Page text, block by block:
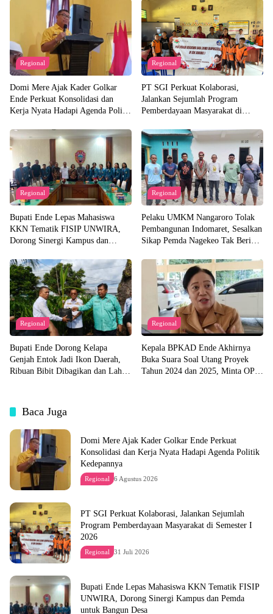
Regional
Domi Mere Ajak Kader Golkar
Ende Perkuat Konsolidasi dan
Kerja Nyata Hadapi Agenda Politik
Regional
PT SGI Perkuat Kolaborasi,
Jalankan Sejumlah Program
Pemberdayaan Masyarakat di
Regional
Bupati Ende Lepas Mahasiswa
KKN Tematik FISIP UNWIRA,
Dorong Sinergi Kampus dan
Regional
Pelaku UMKM Nangaroro Tolak
Pembangunan Indomaret, Sesalkan
Sikap Pemda Nagekeo Tak Beri
Regional
Bupati Ende Dorong Kelapa
Genjah Entok Jadi Ikon Daerah,
Ribuan Bibit Dibagikan dan Lahan
Regional
Kepala BPKAD Ende Akhirnya
Buka Suara Soal Utang Proyek
Tahun 2024 dan 2025, Minta OPD
Baca Juga
Domi Mere Ajak Kader Golkar Ende Perkuat
Konsolidasi dan Kerja Nyata Hadapi Agenda Politik
Kedepannya
Regional 6 Agustus 2026
PT SGI Perkuat Kolaborasi, Jalankan Sejumlah
Program Pemberdayaan Masyarakat di Semester I
2026
Regional 31 Juli 2026
Bupati Ende Lepas Mahasiswa KKN Tematik FISIP
UNWIRA, Dorong Sinergi Kampus dan Pemda
untuk Bangun Desa